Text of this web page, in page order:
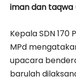
iman dan
Kepala SDN
MPd
upacara
barulah